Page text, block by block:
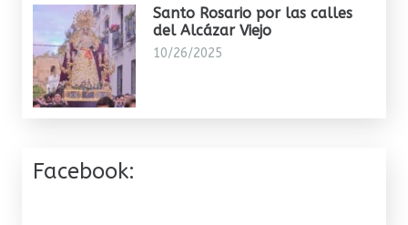
Santo Rosario por las calles
del Alcázar Viejo
10/26/2025
Facebook: